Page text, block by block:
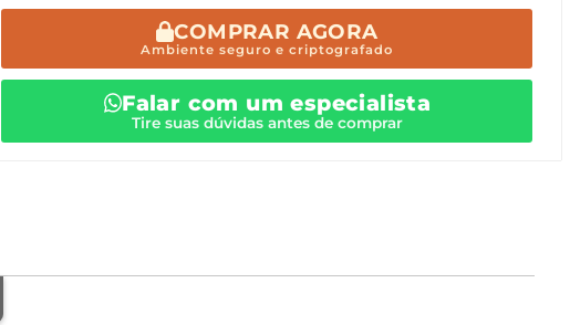
COMPRAR AGORA
Ambiente seguro e criptografado
Falar com um especialista
Tire suas dúvidas antes de comprar